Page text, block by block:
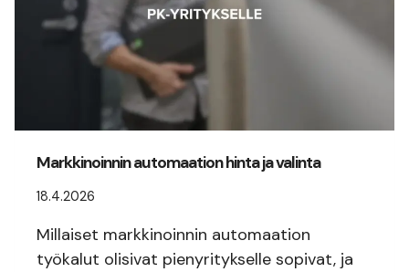
Markkinoinnin automaation hinta ja valinta
18.4.2026
Millaiset markkinoinnin automaation
työkalut olisivat pienyritykselle sopivat, ja